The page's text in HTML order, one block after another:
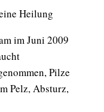
Heilung
im Juni 2009
Pilze
Pelz, Absturz,